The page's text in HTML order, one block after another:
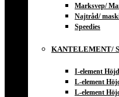
Marksvep/
Najtråd/
Speedies
KANTELEMENT/
I-element
L-element
L-element